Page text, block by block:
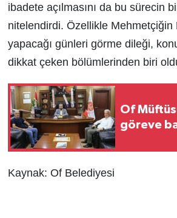
ibadete açılmasını da bu sürecin
nitelendirdi. Özellikle Mehmetçiğin
yapacağı günleri görme dileği,
dikkat çeken bölümlerinden biri
Of
göreve
Kaynak: Of Belediyesi